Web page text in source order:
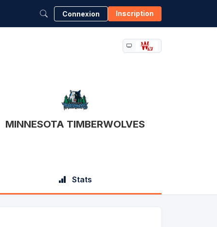
Connexion Inscription
MINNESOTA TIMBERWOLVES
Stats